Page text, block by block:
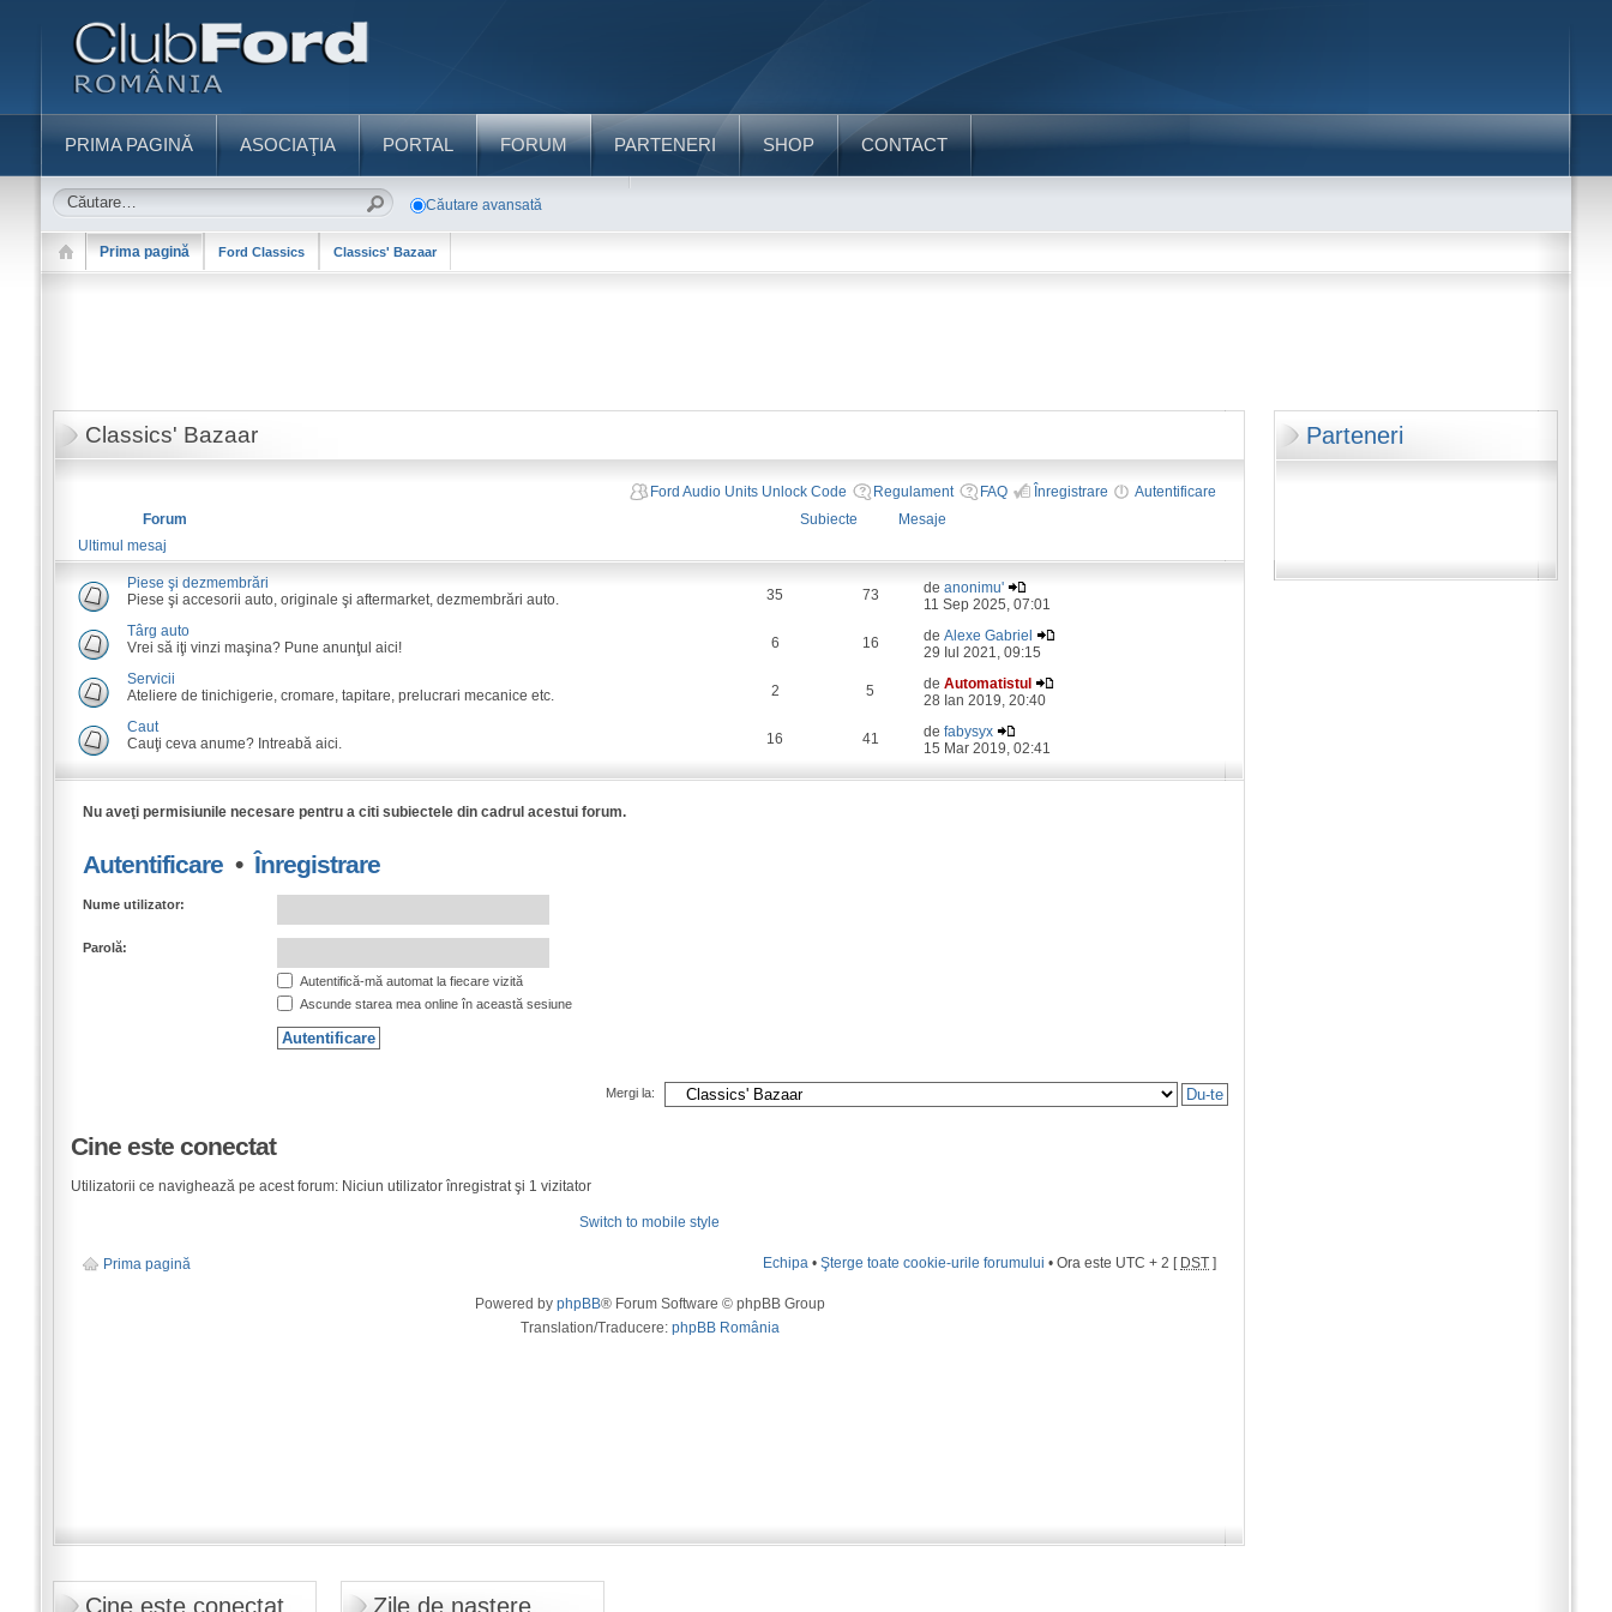
PRIMA PAGINĂ ASOCIAŢIA PORTAL FORUM PARTENERI SHOP CONTACT
Căutare avansată
Prima pagină Ford Classics Classics' Bazaar
Parteneri
Classics' Bazaar
Ford Audio Units Unlock Code Regulament FAQ Înregistrare
Autentificare
Forum
Subiecte
Mesaje
Ultimul mesaj
Piese şi dezmembrări
Piese şi accesorii auto, originale şi aftermarket, dezmembrări auto.
35 73 deanonimu'
11 Sep 2025, 07:01
Târg auto
Vrei să iţi vinzi maşina? Pune anunţul aici!
6 16 deAlexe Gabriel
29 Iul 2021, 09:15
Servicii
Ateliere de tinichigerie, cromare, tapitare, prelucrari mecanice etc.
2 5 deAutomatistul
28 Ian 2019, 20:40
Caut
Cauţi ceva anume? Intreabă aici.
16 41 defabysyx
15 Mar 2019, 02:41
Nu aveţi permisiunile necesare pentru a citi subiectele din cadrul acestui forum.
Autentificare•Înregistrare
Nume utilizator:
Parolă:
Autentifică-mă automat la fiecare vizită
Ascunde starea mea online în această sesiune
Mergi la:
Cine este conectat
Utilizatorii ce navighează pe acest forum: Niciun utilizator înregistrat şi 1 vizitator
Switch to mobile style
Prima pagină Echipa •Şterge toate cookie-urile forumului • Ora este UTC + 2 [ DST ]
Powered by phpBB® Forum Software © phpBB Group
Translation/Traducere: phpBB România
Cine este conectat Zile de naştere